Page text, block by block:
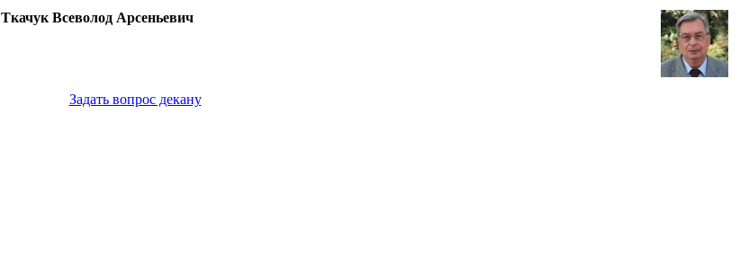
Ткачук Всеволод Арсеньевич
Задать вопрос декану